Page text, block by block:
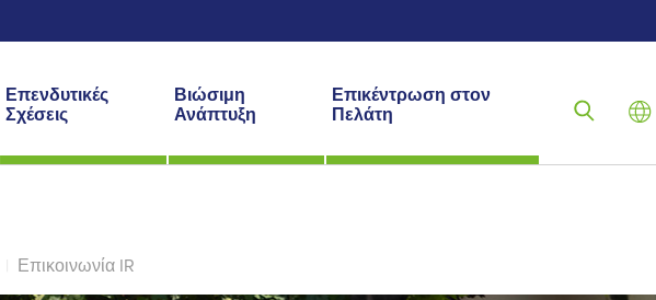
Επενδυτικές
Σχέσεις
Βιώσιμη
Ανάπτυξη
Επικέντρωση στον
Πελάτη
Επικοινωνία IR